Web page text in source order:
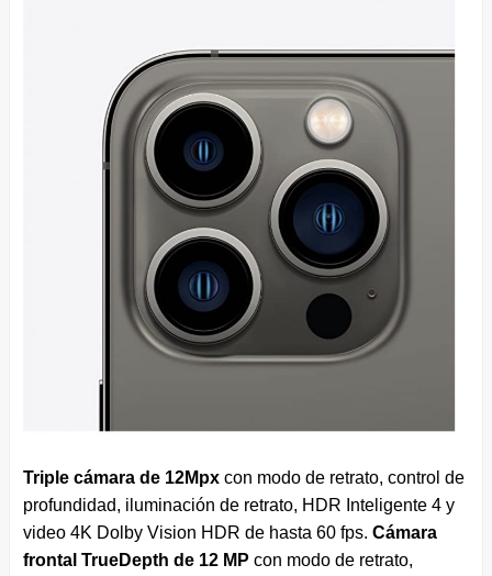
Triple cámara de 12Mpxcon modo de retrato, control de
profundidad, iluminación de retrato, HDR Inteligente 4 y
video 4K Dolby Vision HDR de hasta 60 fps. Cámara
frontal TrueDepth de 12 MP con modo de retrato,